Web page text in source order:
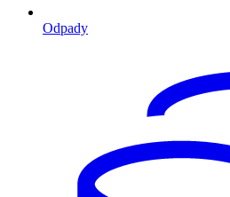
Odpady